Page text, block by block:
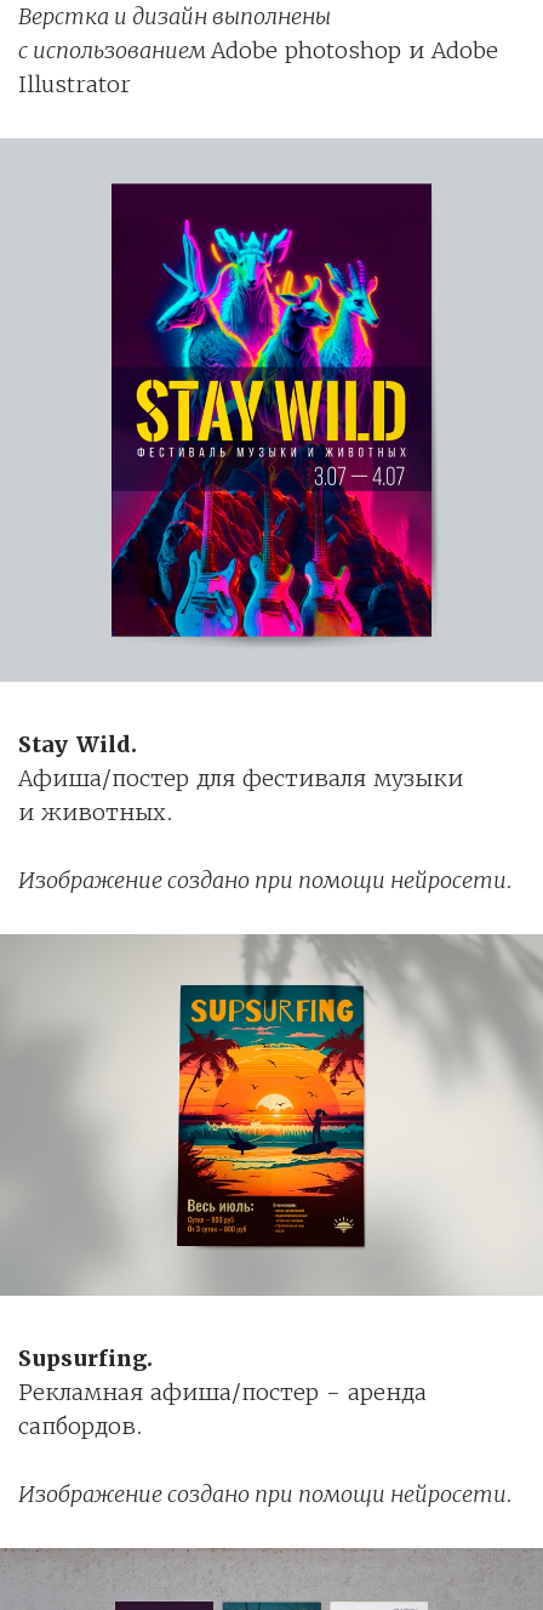
Верстка и дизайн выполнены
с использованием Adobe photoshop и Adobe
Illustrator
Stay Wild.
Афиша/постер для фестиваля музыки
и животных.
Изображение создано при помощи нейросети.
Supsurfing.
Рекламная афиша/постер - аренда
сапбордов.
Изображение создано при помощи нейросети.